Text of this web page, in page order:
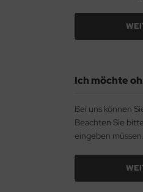
Ich möchte
Bei uns können
Beachten Sie
eingeben müssen.